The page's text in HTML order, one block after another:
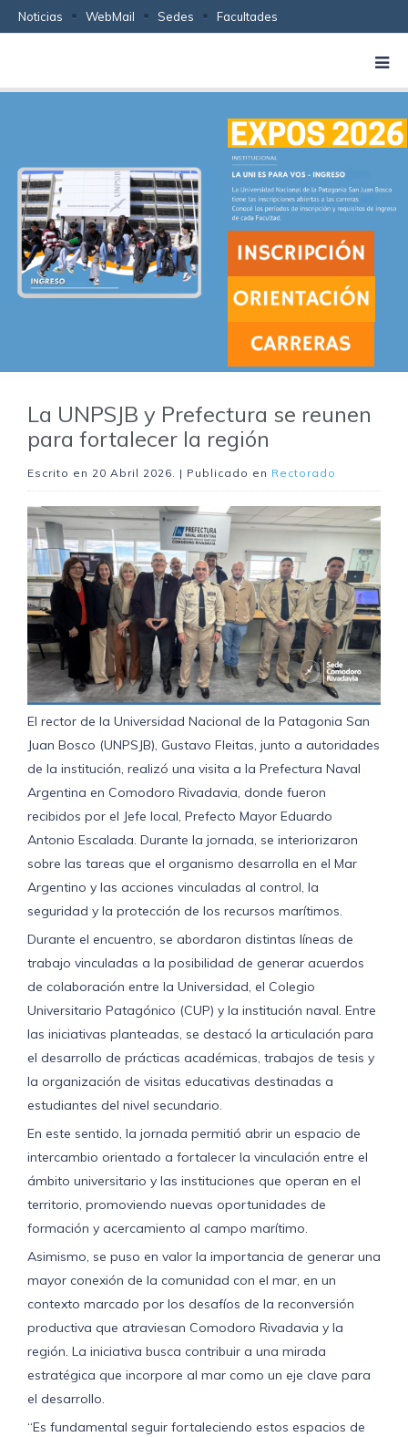
Noticias WebMail Sedes Facultades
La UNPSJB y Prefectura se reunen
para fortalecer la región
Escrito en 20 Abril 2026. | Publicado en Rectorado
El rector de la Universidad Nacional de la Patagonia San
Juan Bosco (UNPSJB), Gustavo Fleitas, junto a autoridades
de la institución, realizó una visita a la Prefectura Naval
Argentina en Comodoro Rivadavia, donde fueron
recibidos por el Jefe local, Prefecto Mayor Eduardo
Antonio Escalada. Durante la jornada, se interiorizaron
sobre las tareas que el organismo desarrolla en el Mar
Argentino y las acciones vinculadas al control, la
seguridad y la protección de los recursos marítimos.
Durante el encuentro, se abordaron distintas líneas de
trabajo vinculadas a la posibilidad de generar acuerdos
de colaboración entre la Universidad, el Colegio
Universitario Patagónico (CUP) y la institución naval. Entre
las iniciativas planteadas, se destacó la articulación para
el desarrollo de prácticas académicas, trabajos de tesis y
la organización de visitas educativas destinadas a
estudiantes del nivel secundario.
En este sentido, la jornada permitió abrir un espacio de
intercambio orientado a fortalecer la vinculación entre el
ámbito universitario y las instituciones que operan en el
territorio, promoviendo nuevas oportunidades de
formación y acercamiento al campo marítimo.
Asimismo, se puso en valor la importancia de generar una
mayor conexión de la comunidad con el mar, en un
contexto marcado por los desafíos de la reconversión
productiva que atraviesan Comodoro Rivadavia y la
región. La iniciativa busca contribuir a una mirada
estratégica que incorpore al mar como un eje clave para
el desarrollo.
“Es fundamental seguir fortaleciendo estos espacios de